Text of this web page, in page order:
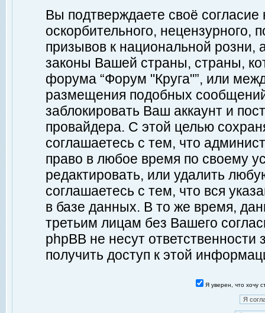
Вы подтверждаете своё
оскорбительного, нецензурного,
призывов к национальной
законы Вашей страны, страны,
форума “Форум "Круга"”, или
размещения подобных
заблокировать Ваш аккаунт и
провайдера. С этой целью
соглашаетесь с тем, что
право в любое время по своему
редактировать, или удалить
соглашаетесь с тем, что вся
в базе данных. В то же время,
третьим лицам без Вашего
phpBB не несут ответственности
получить доступ к этой
Я уверен, что хочу